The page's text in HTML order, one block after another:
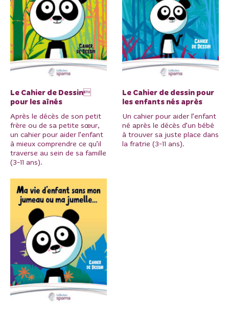
Le Cahier de Dessin
pour les aînés
Après le décès de son petit
frère ou de sa petite sœur,
un cahier pour aider l’enfant
à mieux comprendre ce qu’il
traverse au sein de sa famille
(3-11 ans).
Le Cahier de dessin pour
les enfants nés après
Un cahier pour aider l’enfant
né après le décès d’un bébé
à trouver sa juste place dans
la fratrie (3-11 ans).